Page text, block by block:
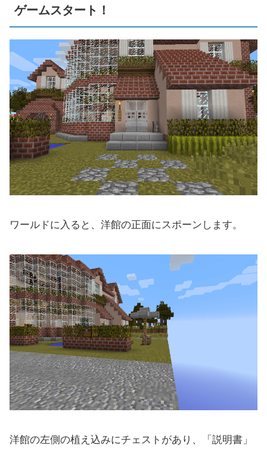
ゲームスタート！
ワールドに入ると、洋館の正面にスポーンします。
洋館の左側の植え込みにチェストがあり、「説明書」